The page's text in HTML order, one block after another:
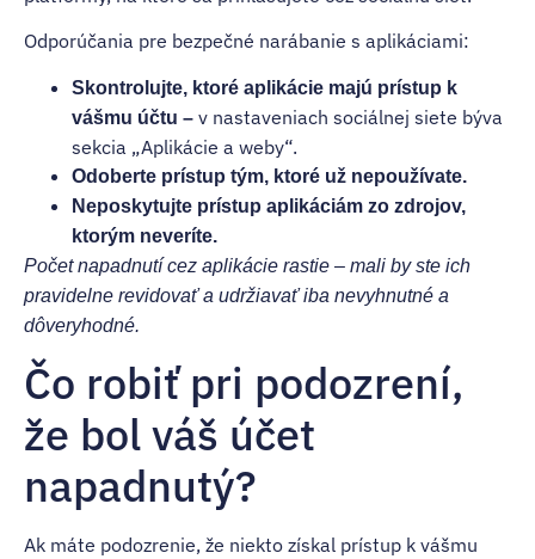
Odporúčania pre bezpečné narábanie s aplikáciami:
Skontrolujte, ktoré aplikácie majú prístup k
vášmu účtu – v nastaveniach sociálnej siete býva
sekcia „Aplikácie a weby“.
Odoberte prístup tým, ktoré už nepoužívate.
Neposkytujte prístup aplikáciám zo zdrojov,
ktorým neveríte.
Počet napadnutí cez aplikácie rastie – mali by ste ich
pravidelne revidovať a udržiavať iba nevyhnutné a
dôveryhodné.
Čo robiť pri podozrení,
že bol váš účet
napadnutý?
Ak máte podozrenie, že niekto získal prístup k vášmu